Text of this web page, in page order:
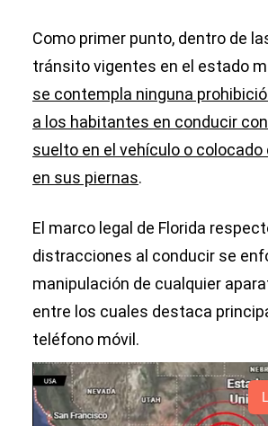
Como primer punto, dentro de
tránsito vigentes en el estado
se contempla ninguna
a los habitantes en conducir
suelto en el vehículo o
en sus piernas.
El marco legal de Florida
distracciones al conducir se
manipulación de cualquier
entre los cuales destaca
teléfono móvil.